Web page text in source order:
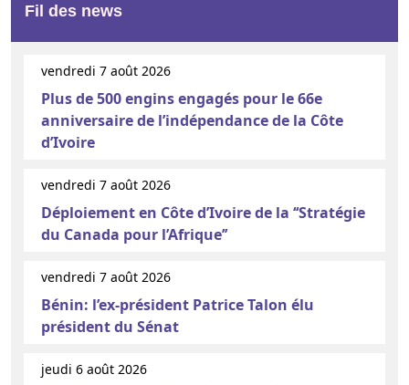
Fil des news
vendredi 7 août 2026
Plus de 500 engins engagés pour le 66e
anniversaire de l’indépendance de la Côte
d’Ivoire
vendredi 7 août 2026
Déploiement en Côte d’Ivoire de la ‘‘Stratégie
du Canada pour l’Afrique’’
vendredi 7 août 2026
Bénin: l’ex-président Patrice Talon élu
président du Sénat
jeudi 6 août 2026